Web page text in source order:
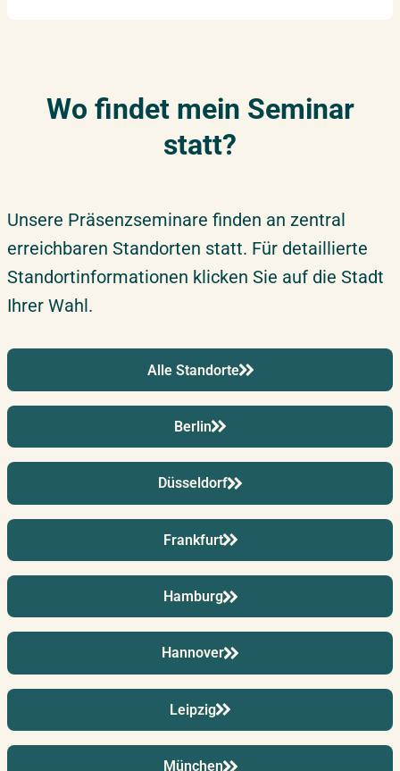
Wo findet mein Seminar
statt?
Unsere Präsenzseminare finden an zentral
erreichbaren Standorten statt. Für detaillierte
Standortinformationen klicken Sie auf die Stadt
Ihrer Wahl.
Alle Standorte
Berlin
Düsseldorf
Frankfurt
Hamburg
Hannover
Leipzig
München